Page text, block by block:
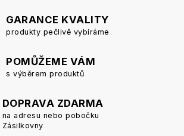
GARANCE KVALITY
produkty pečlivě vybíráme
POMŮŽEME VÁM
s výběrem produktů
DOPRAVA ZDARMA
na adresu nebo pobočku
Zásilkovny